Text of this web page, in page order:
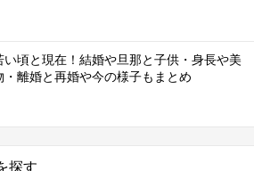
い頃と現在！結婚や旦那と子供・身長や美
・離婚と再婚や今の様子もまとめ
探す